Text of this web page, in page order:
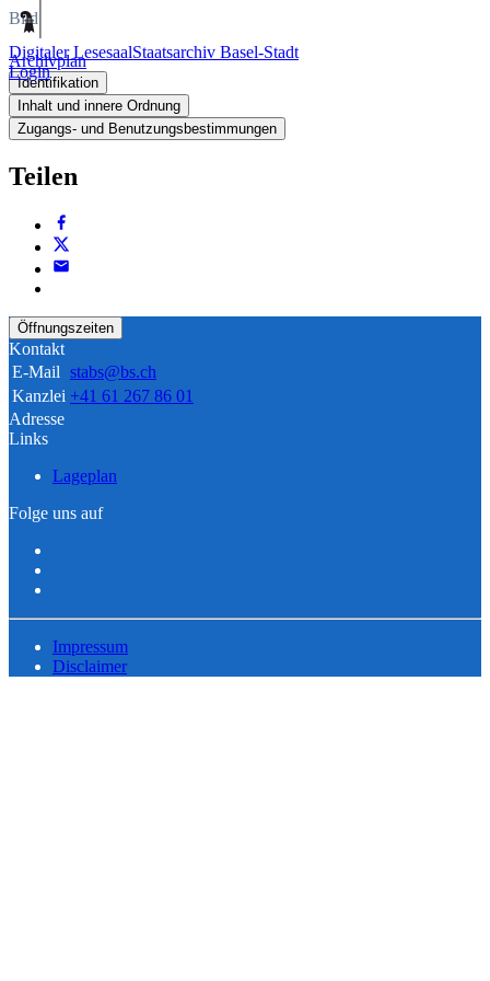
Digitaler LesesaalStaatsarchiv Basel-Stadt
Login
Bild
Archivplan
Identifikation
Inhalt und innere Ordnung
Zugangs- und Benutzungsbestimmungen
Teilen
Öffnungszeiten
Kontakt
E-Mail stabs@bs.ch
Kanzlei +41 61 267 86 01
Adresse
Links
Lageplan
Folge uns auf
Impressum
Disclaimer